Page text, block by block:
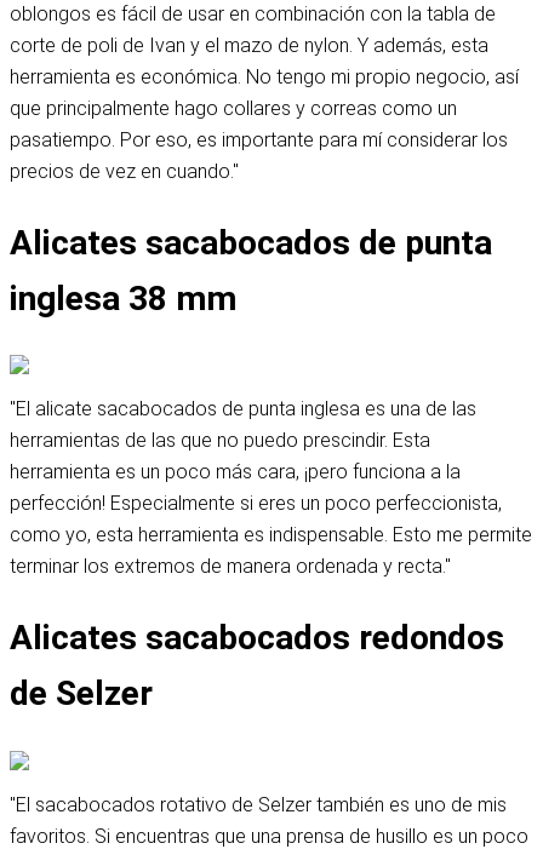
oblongos es fácil de usar en combinación con la tabla de
corte de poli de Ivan y el mazo de nylon. Y además, esta
herramienta es económica. No tengo mi propio negocio, así
que principalmente hago collares y correas como un
pasatiempo. Por eso, es importante para mí considerar los
precios de vez en cuando."
Alicates sacabocados de punta
inglesa 38 mm
"El alicate sacabocados de punta inglesa es una de las
herramientas de las que no puedo prescindir. Esta
herramienta es un poco más cara, ¡pero funciona a la
perfección! Especialmente si eres un poco perfeccionista,
como yo, esta herramienta es indispensable. Esto me permite
terminar los extremos de manera ordenada y recta."
Alicates sacabocados redondos
de Selzer
"El sacabocados rotativo de Selzer también es uno de mis
favoritos. Si encuentras que una prensa de husillo es un poco